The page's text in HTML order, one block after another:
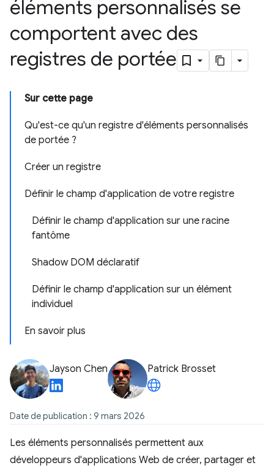
éléments personnalisés se
comportent avec des
registres de portée
Sur cette page
Qu'est-ce qu'un registre d'éléments personnalisés
de portée ?
Créer un registre
Définir le champ d'application de votre registre
Définir le champ d'application sur une racine
fantôme
Shadow DOM déclaratif
Définir le champ d'application sur un élément
individuel
En savoir plus
Jayson Chen Patrick Brosset
Date de publication : 9 mars 2026
Les éléments personnalisés permettent aux
développeurs d'applications Web de créer, partager et